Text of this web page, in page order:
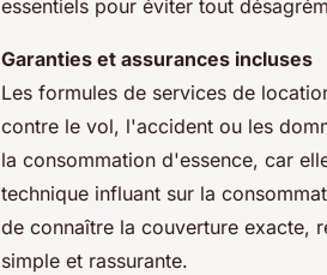
essentiels pour éviter tout
Garanties et assurances incluses
Les formules de services de
contre le vol, l'accident ou les
la consommation d'essence, car
technique influant sur la
de connaître la couverture exacte,
simple et rassurante.